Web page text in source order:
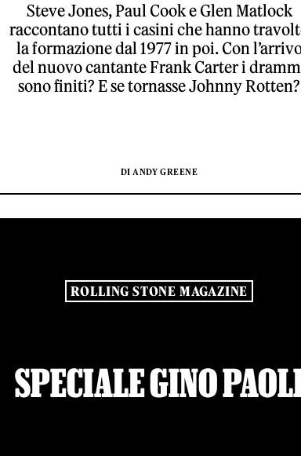
Steve Jones, Paul Cook e Glen Matlock
raccontano tutti i casini che hanno
la formazione dal 1977 in poi. Con
del nuovo cantante Frank Carter i
sono finiti? E se tornasse Johnny Rotten?
DI ANDY GREENE
ROLLING STONE MAGAZINE
SPECIALE GINO